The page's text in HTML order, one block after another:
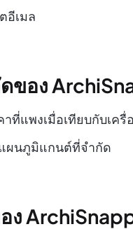
อีเมล
ของ
ที่แพงเมื่อเทียบกับเครื่
ผนภูมิแกนต์ที่จำกัด
ง